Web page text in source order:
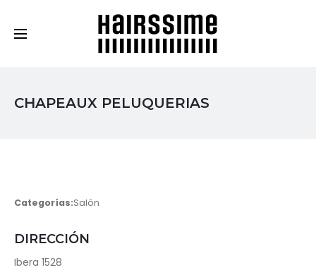
CHAPEAUX PELUQUERIAS
Categorías:Salón
DIRECCIÓN
Ibera 1528